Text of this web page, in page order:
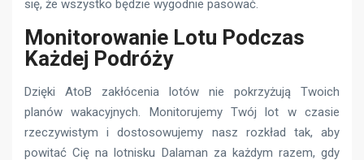
się, że wszystko będzie wygodnie pasować.
Monitorowanie Lotu Podczas
Każdej Podróży
Dzięki AtoB zakłócenia lotów nie pokrzyżują Twoich
planów wakacyjnych. Monitorujemy Twój lot w czasie
rzeczywistym i dostosowujemy nasz rozkład tak, aby
powitać Cię na lotnisku Dalaman za każdym razem, gdy